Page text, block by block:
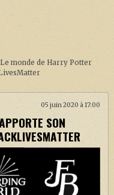
Le monde de Harry Potter
05 juin 2020 à 17:00
SON